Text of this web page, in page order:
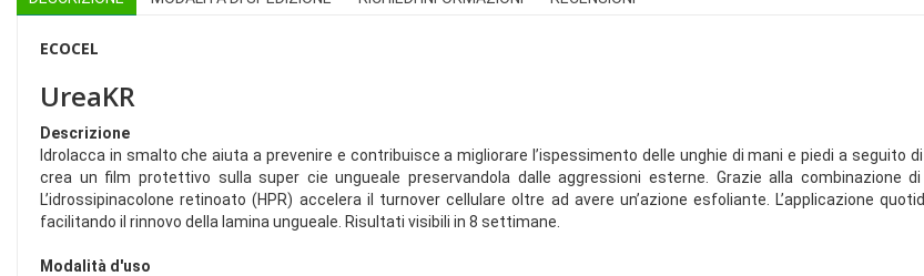
ECOCEL
UreaKR
Descrizione
Idrolacca in smalto che aiuta a prevenire e contribuisce a migliorare l’ispessimento delle unghie di mani e piedi a
crea un film protettivo sulla super cie ungueale preservandola dalle aggressioni esterne. Grazie alla combinazione
L’idrossipinacolone retinoato (HPR) accelera il turnover cellulare oltre ad avere un’azione esfoliante. L’applicazione
facilitando il rinnovo della lamina ungueale. Risultati visibili in 8 settimane.
Modalità d'uso